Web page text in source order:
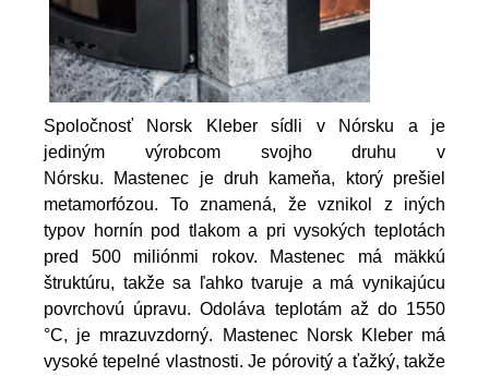
Spoločnosť Norsk Kleber sídli v Nórsku a je
jediným výrobcom svojho druhu v
Nórsku. Mastenec je druh kameňa, ktorý prešiel
metamorfózou. To znamená, že vznikol z iných
typov hornín pod tlakom a pri vysokých teplotách
pred 500 miliónmi rokov. Mastenec má mäkkú
štruktúru, takže sa ľahko tvaruje a má vynikajúcu
povrchovú úpravu. Odoláva teplotám až do 1550
°C, je mrazuvzdorný. Mastenec Norsk Kleber má
vysoké tepelné vlastnosti. Je pórovitý a ťažký, takže